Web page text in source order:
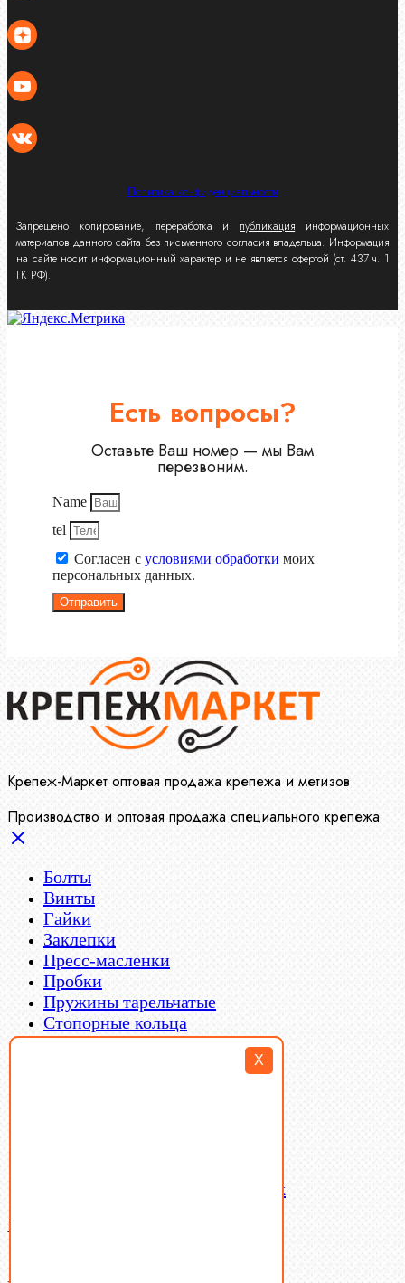
X
Политика конфиденциальности
Запрещено копирование, переработка и публикация информационных
материалов данного сайта без письменного согласия владельца. Информация
на сайте носит информационный характер и не является офертой (ст. 437 ч. 1
ГК РФ).
Есть вопросы?
Оставьте Ваш номер — мы Вам
перезвоним.
Name
tel
Согласен с условиями обработки моих
персональных данных.
Отправить
Крепеж-Маркет оптовая продажа крепежа и метизов
Производство и оптовая продажа специального крепежа
Болты
Винты
Гайки
Заклепки
Пресс-масленки
Пробки
Пружины тарельчатые
Стопорные кольца
Такелаж
Латунный и бронзовый крепеж
Ваша корзина